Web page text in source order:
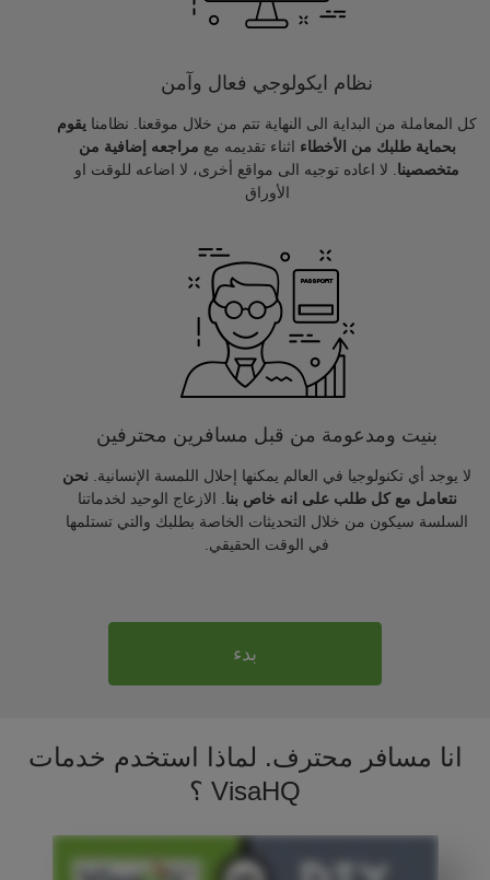
نظام ايكولوجي فعال وآمن
كل المعاملة من البداية الى النهاية تتم من خلال موقعنا. نظامنا يقوم
بحماية طلبك من الأخطاء اثناء تقديمه مع مراجعه إضافية من
متخصصينا . لا اعاده توجيه الى مواقع أخرى، لا اضاعه للوقت او
الأوراق
بنيت ومدعومة من قبل مسافرين محترفين
لا يوجد أي تكنولوجيا في العالم يمكنها إحلال اللمسة الإنسانية. نحن
نتعامل مع كل طلب على انه خاص بنا . الازعاج الوحيد لخدماتنا
السلسة سيكون من خلال التحديثات الخاصة بطلبك والتي تستلمها
في الوقت الحقيقي.
بدء
انا مسافر محترف. لماذا استخدم خدمات
VisaHQ ؟